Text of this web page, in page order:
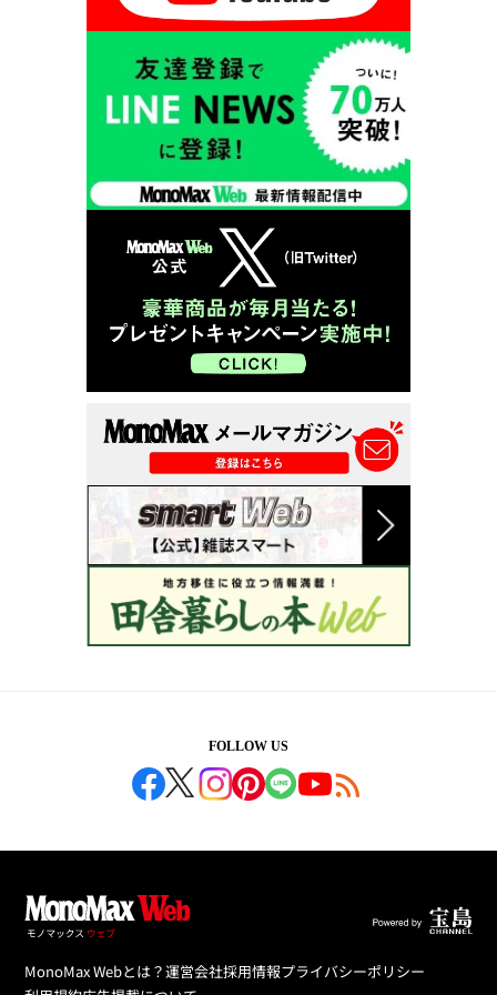
FOLLOW US
MonoMax Webとは？運営会社採用情報プライバシーポリシー